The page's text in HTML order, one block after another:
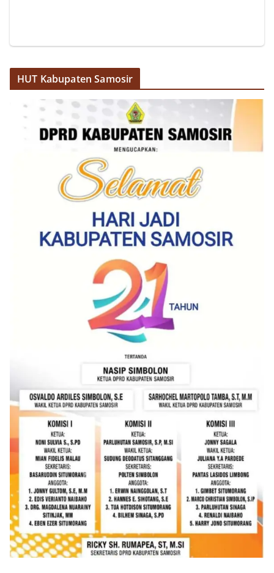
Kemerdekaan Republik Indonesia yang ke-81,
Bhabinkamtibmas Kelurahan Sunggal, Aiptu
Muliyadi Suraukur, melaksanakan kegiatan
sambang Door to Door System (DDS) kepada
warga di wilayah Kelurahan Sunggal, Kecamatan
Medan Sunggal, pada Rabu (05/08/2026).‎‎Kegiatan
tersebut berlangsung sejak pukul 09.00 WIB
hingga selesai, menyasar rumah-rumah warga di
beberapa lingkungan yang ada di kelurahan
tersebut.‎Sambang Langsung ke Rumah
Warga‎Dalam kegiatan ini, Aiptu Muliyadi
Suraukur mendatangi warga secara langsung dari
rumah ke rumah untuk menjalin silaturahmi
sekaligus menyampaikan pesan-pesan
kamtibmas. Kehadiran petugas disambut baik
oleh warga, yang sebagian besar tengah bersiap
menyambut momentum HUT Kemerdekaan RI
dengan berbagai persiapan di lingkungan
masing-masing.‎Dalam dialog yang berlangsung
akrab, Bhabinkamtibmas menyapa warga,
menanyakan kondisi keamanan dan kenyamanan
lingkungan tempat tinggal, serta membuka ruang
komunikasi dua arah agar warga dapat
menyampaikan keluhan maupun informasi terkait
situasi kamtibmas di sekitar mereka.‎‎‎Salah satu
poin utama yang disampaikan dalam kegiatan
sambang ini adalah imbauan kepada warga untuk
memasang bendera Merah Putih secara penuh,
bukan setengah tiang, sebagai bentuk
penghormatan dan rasa cinta tanah air
menjelang perayaan HUT Kemerdekaan RI.
Petugas mengingatkan bahwa pemasangan
bendera dengan benar merupakan salah satu
wujud nyata partisipasi masyarakat dalam
memperingati hari bersejarah bangsa
Indonesia.‎‎”Kami mengimbau kepada seluruh
warga agar mulai mempersiapkan dan memasang
bendera Merah Putih di depan rumah masing-
masing secara penuh. Ini adalah bentuk
penghormatan kita bersama terhadap
HUT Kabupaten Samosir